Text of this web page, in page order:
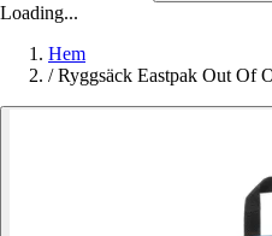
Loading...
Hem
/ Ryggsäck Eastpak Out Of